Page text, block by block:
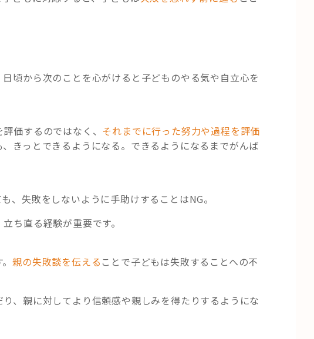
頃から次のことを心がけると子どものやる気や自立心を
価するのではなく、 それまでに行った努力や過程を評価
きっとできるようになる。できるようになるまでがんば
、失敗をしないように手助けすることはNG。
ち直る経験が重要です。
。親の失敗談を伝える ことで子どもは失敗することへの不
、親に対してより信頼感や親しみを得たりするようにな